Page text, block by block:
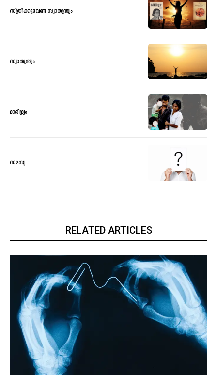
സ്ത്രീക്കുവേണ്ട സ്വാതന്ത്ര്യം
സ്വാതന്ത്ര്യം
ദാരിദ്ര്യം
സമസ്യ
RELATED ARTICLES